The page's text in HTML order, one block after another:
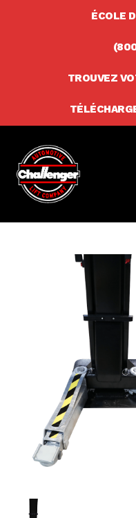
ÉCOLE
TROUVEZ